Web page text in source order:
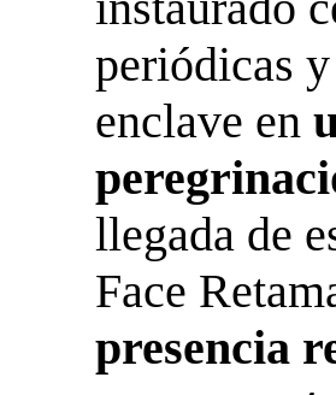
periódicas
enclave en
llegada de
Face
presencia